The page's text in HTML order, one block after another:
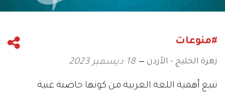
#منوعات
زهرة الخليج - الأردن 18 ديسمبر 2023
تنبع أهمية اللغة العربية من كونها حاضنة غنية